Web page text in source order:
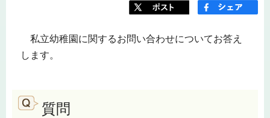
私立幼稚園に関するお問い合わせについてお答え
します。
質問